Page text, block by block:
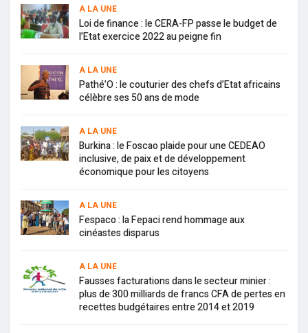
A LA UNE
Loi de finance : le CERA-FP passe le budget de
l’Etat exercice 2022 au peigne fin
A LA UNE
Pathé’O : le couturier des chefs d’Etat africains
célèbre ses 50 ans de mode
A LA UNE
Burkina : le Foscao plaide pour une CEDEAO
inclusive, de paix et de développement
économique pour les citoyens
A LA UNE
Fespaco : la Fepaci rend hommage aux
cinéastes disparus
A LA UNE
Fausses facturations dans le secteur minier :
plus de 300 milliards de francs CFA de pertes en
recettes budgétaires entre 2014 et 2019